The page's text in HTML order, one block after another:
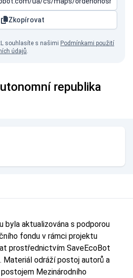
Zkopírovat
souhlasíte s našimi Podmínkami použití
údajů.
republika
byla aktualizována s podporou
fondu v rámci projektu
prostřednictvím SaveEcoBot
Materiál odráží postoj autorů a
Mezinárodního